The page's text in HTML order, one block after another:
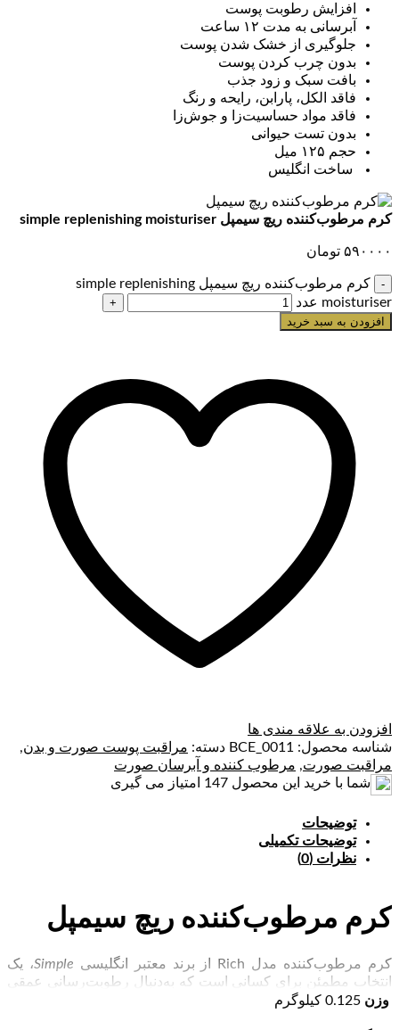
افزایش رطوبت پوست
آبرسانی به مدت ۱۲ ساعت
جلوگیری از خشک شدن پوست
بدون چرب کردن پوست
بافت سبک و زود جذب
فاقد الکل، پارابن، رایحه و رنگ
فاقد مواد حساسیت‌زا و جوش‌زا
بدون تست حیوانی
حجم ۱۲۵ میل
ساخت انگلیس
کرم مرطوب‌کننده ریچ سیمپل simple replenishing moisturiser
۵۹۰۰۰۰ تومان
کرم مرطوب‌کننده ریچ سیمپل simple replenishing
moisturiser عدد
افزودن به سبد خرید
افزودن به علاقه مندی ها
شناسه محصول: BCE_0011 دسته: مراقبت پوست صورت و بدن,
مراقبت صورت, مرطوب کننده و آبرسان صورت
شما با خرید این محصول 147 امتیاز می گیری
توضیحات
توضیحات تکمیلی
نظرات (0)
کرم مرطوب‌کننده ریچ سیمپل
کرم مرطوب‌کننده مدل Rich از برند معتبر انگلیسی Simple، یک
انتخاب مطمئن برای کسانی است که به‌دنبال رطوبت‌رسانی عمقی
و در عین حال ملایم برای پوست خود هستند. این محصول با
وزن 0.125 کیلوگرم